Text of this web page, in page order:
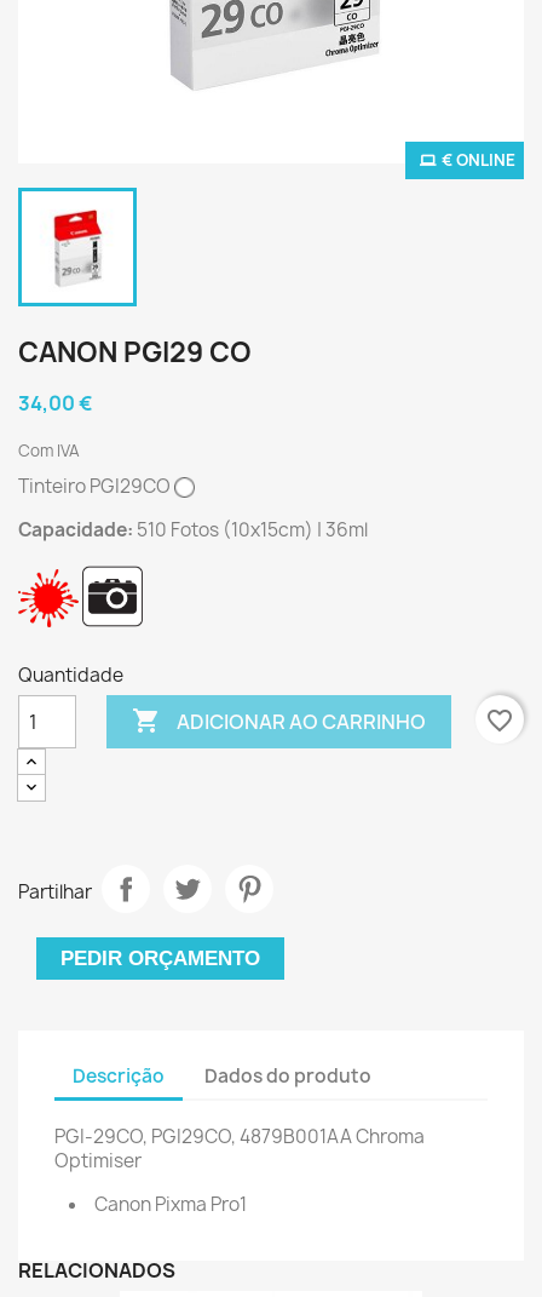
€ ONLINE
CANON PGI29 CO
34,00 €
Com IVA
Tinteiro PGI29CO
Capacidade: 510 Fotos (10x15cm) | 36ml
Quantidade
 ADICIONAR AO CARRINHO favorite_border
Partilhar
PEDIR ORÇAMENTO
Descrição Dados do produto
PGI-29CO, PGI29CO, 4879B001AAChroma
Optimiser
Canon Pixma Pro1
RELACIONADOS